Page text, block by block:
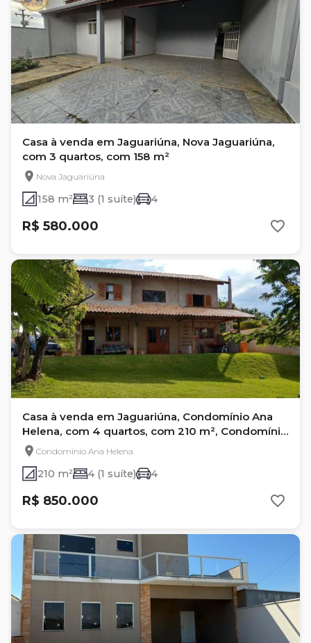
Casa à venda em Jaguariúna, Nova Jaguariúna,
com 3 quartos, com 158 m²
Nova Jaguariúna
158 m² 3 (1 suíte) 4
R$ 580.000
Casa à venda em Jaguariúna, Condomínio Ana
Helena, com 4 quartos, com 210 m², Condomínio
Ana Helena
Condomínio Ana Helena
210 m² 4 (1 suíte) 4
R$ 850.000